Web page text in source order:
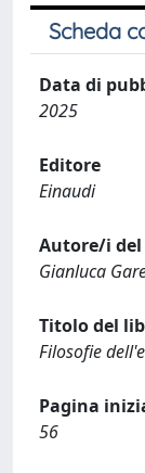
Scheda
Data di
2025
Editore
Einaudi
Autore/i
Gianluca
Titolo del
Filosofie
Pagina
56